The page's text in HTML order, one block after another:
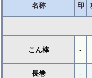
名称 印
こん棒 -
長巻 -